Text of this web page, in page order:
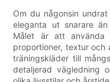
Om du någonsin
eleganta ut snarare
Målet är att använda
proportioner, textur och
träningskläder till
detaljerad vägledning